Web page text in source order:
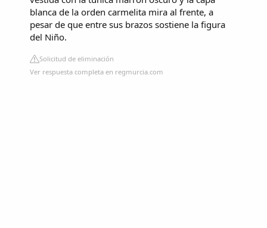
blanca de la orden carmelita mira al frente, a
pesar de que entre sus brazos sostiene la figura
del Niño.
Solicitud de eliminación
Ver respuesta completa en regmurcia.com